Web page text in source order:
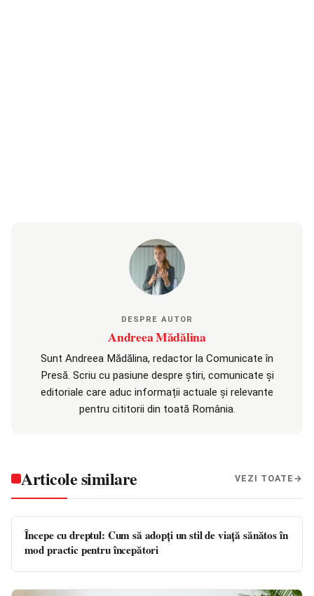
DESPRE AUTOR
Andreea Mădălina
Sunt Andreea Mădălina, redactor la Comunicate în
Presă. Scriu cu pasiune despre știri, comunicate și
editoriale care aduc informații actuale și relevante
pentru cititorii din toată România.
Articole similare VEZI TOATE
Începe cu dreptul: Cum să adopți un stil de viață sănătos în
mod practic pentru începători